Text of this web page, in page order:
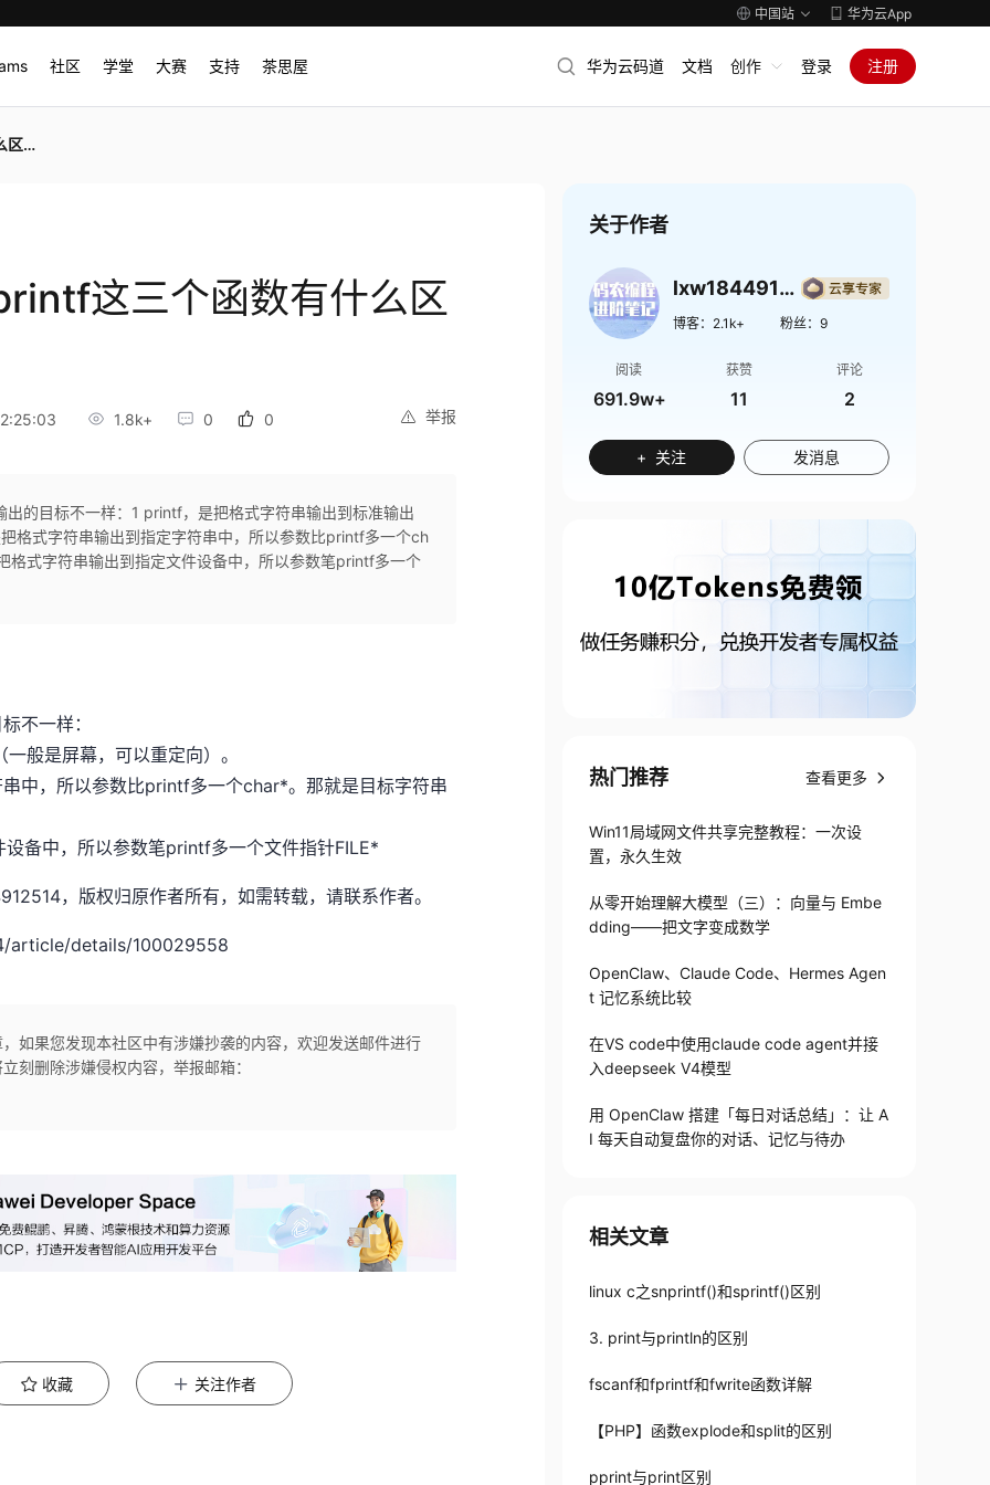
中国站 华为云App
社区 学堂 大赛 支持 茶思屋 华为云码道 文档 创作 登录 注册
？
这三个函数有什么区
举报
1.8k+ 0 0
的目标不一样：1 printf，是把格式字符串输出到标准输出
格式字符串输出到指定字符串中，所以参数比printf多一个ch
式字符串输出到指定文件设备中，所以参数笔printf多一个
不一样：
般是屏幕，可以重定向）。
中，所以参数比printf多一个char*。那就是目标字符串
备中，所以参数笔printf多一个文件指针FILE*
，版权归原作者所有，如需转载，请联系作者。
article/details/100029558
如果您发现本社区中有涉嫌抄袭的内容，欢迎发送邮件进行
刻删除涉嫌侵权内容，举报邮箱：
收藏 关注作者
关于作者
lxw1844912514
博客： 2.1k+ 粉丝： 9
阅读
691.9w+
获赞
11
评论
2
+ 关注 发消息
热门推荐 查看更多
Win11局域网文件共享完整教程：一次设
置，永久生效
从零开始理解大模型（三）：向量与 Embe
dding——把文字变成数学
OpenClaw、Claude Code、Hermes Agen
t 记忆系统比较
在VS code中使用claude code agent并接
入deepseek V4模型
用 OpenClaw 搭建「每日对话总结」：让 A
I 每天自动复盘你的对话、记忆与待办
相关文章
linux c之snprintf()和sprintf()区别
3. print与println的区别
fscanf和fprintf和fwrite函数详解
【PHP】函数explode和split的区别
pprint与print区别